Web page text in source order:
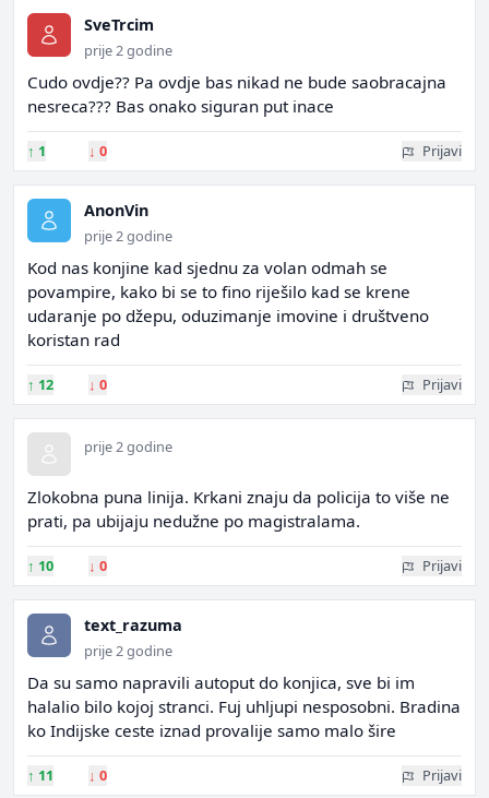
SveTrcim
prije 2 godine
Cudo ovdje?? Pa ovdje bas nikad ne bude saobracajna
nesreca??? Bas onako siguran put inace
↑ 1 ↓ 0 Prijavi
AnonVin
prije 2 godine
Kod nas konjine kad sjednu za volan odmah se
povampire, kako bi se to fino riješilo kad se krene
udaranje po džepu, oduzimanje imovine i društveno
koristan rad
↑ 12 ↓ 0 Prijavi
prije 2 godine
Zlokobna puna linija. Krkani znaju da policija to više ne
prati, pa ubijaju nedužne po magistralama.
↑ 10 ↓ 0 Prijavi
text_razuma
prije 2 godine
Da su samo napravili autoput do konjica, sve bi im
halalio bilo kojoj stranci. Fuj uhljupi nesposobni. Bradina
ko Indijske ceste iznad provalije samo malo šire
↑ 11 ↓ 0 Prijavi